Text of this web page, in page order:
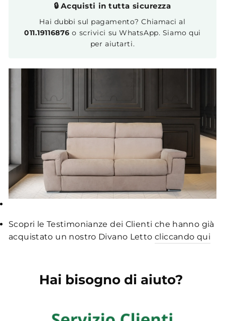
🔒 Acquisti in tutta sicurezza
Hai dubbi sul pagamento? Chiamaci al
011.19116876 o scrivici su WhatsApp. Siamo qui
per aiutarti.
Scopri le Testimonianze dei Clienti che hanno già
acquistato un nostro Divano Lettocliccando qui
Hai bisogno di aiuto?